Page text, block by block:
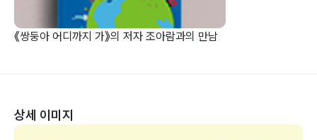
《쌍둥아 어디까지 가》의 저자 조아람과의 만남
상세 이미지